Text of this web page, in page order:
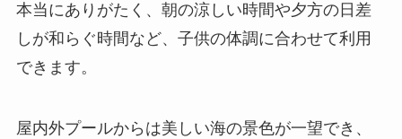
本当にありがたく、朝の涼しい時間や夕方の日差
しが和らぐ時間など、子供の体調に合わせて利用
できます。
屋内外プールからは美しい海の景色が一望でき、